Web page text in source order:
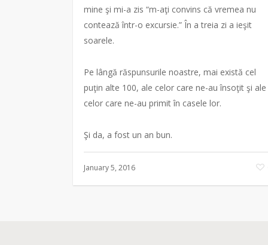
mine şi mi-a zis “m-aţi convins că vremea nu
contează într-o excursie.” În a treia zi a ieşit
soarele.
Pe lângă răspunsurile noastre, mai există cel
puţin alte 100, ale celor care ne-au însoţit şi ale
celor care ne-au primit în casele lor.
Şi da, a fost un an bun.
January 5, 2016